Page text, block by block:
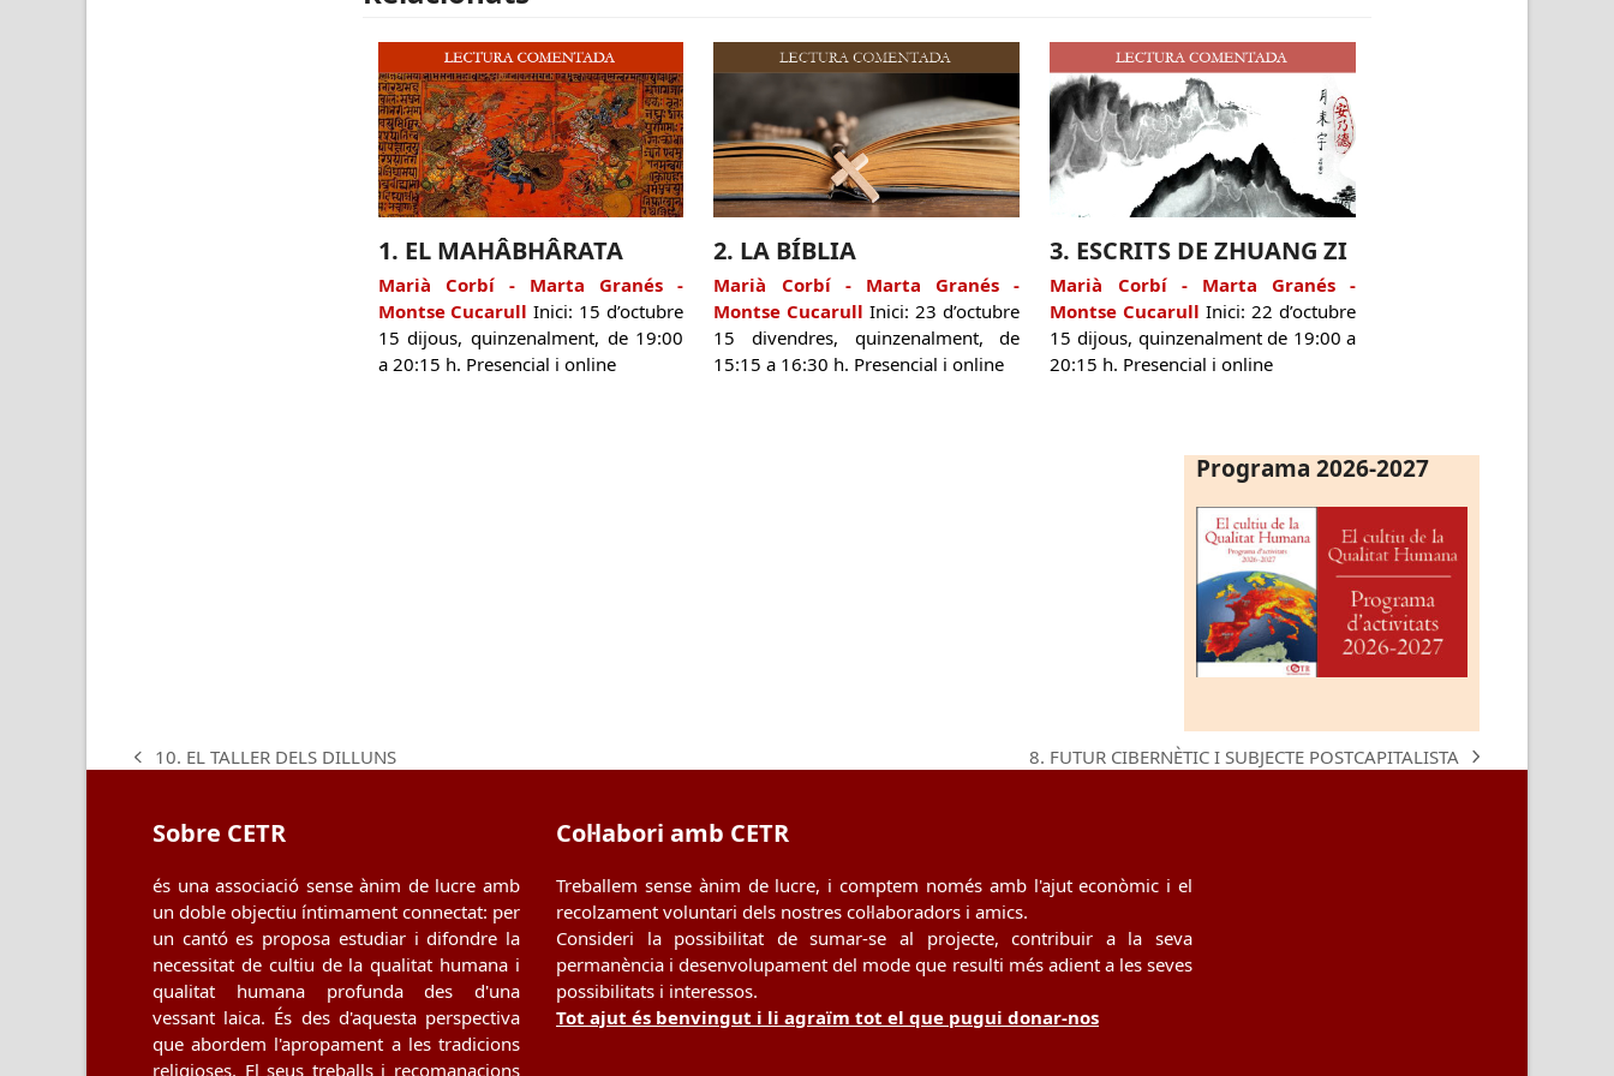
1. EL MAHÂBHÂRATA
Marià Corbí - Marta Granés -
Montse Cucarull Inici: 15 d’octubre
15 dijous, quinzenalment, de 19:00
a 20:15 h. Presencial i online
2. LA BÍBLIA
Marià Corbí - Marta Granés -
Montse Cucarull Inici: 23 d’octubre
15 divendres, quinzenalment, de
15:15 a 16:30 h. Presencial i online
3. ESCRITS DE ZHUANG ZI
Marià Corbí - Marta Granés -
Montse Cucarull Inici: 22 d’octubre
15 dijous, quinzenalment de 19:00 a
20:15 h. Presencial i online
Programa 2026-2027
previous
10. EL TALLER DELS DILLUNS
next
8. FUTUR CIBERNÈTIC I SUBJECTE POSTCAPITALISTA
Sobre CETR
és una associació sense ànim de lucre amb
un doble objectiu íntimament connectat: per
un cantó es proposa estudiar i difondre la
necessitat de cultiu de la qualitat humana i
qualitat humana profunda des d'una
vessant laica. És des d'aquesta perspectiva
que abordem l'apropament a les tradicions
religioses. El seus treballs i recomanacions
Col·labori amb CETR
Treballem sense ànim de lucre, i comptem només amb l'ajut econòmic i el
recolzament voluntari dels nostres col·laboradors i amics.
Consideri la possibilitat de sumar-se al projecte, contribuir a la seva
permanència i desenvolupament del mode que resulti més adient a les seves
possibilitats i interessos.
Tot ajut és benvingut i li agraïm tot el que pugui donar-nos